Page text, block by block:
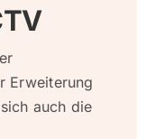
Erweiterung
auch die